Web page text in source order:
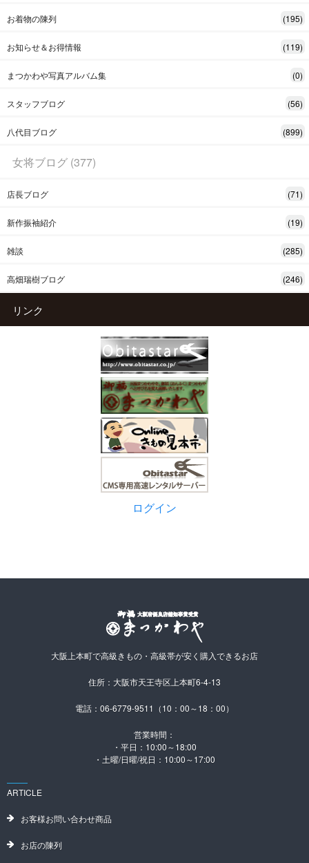
お着物の陳列 (195)
お知らせ＆お得情報 (119)
まつかわや写真アルバム集 (0)
スタッフブログ (56)
八代目ブログ (899)
女将ブログ (377)
店長ブログ (71)
新作振袖紹介 (19)
雑談 (285)
高畑瑞樹ブログ (246)
リンク
ログイン
大阪上本町で高級きもの・高級帯が安く購入できるお店
住所：大阪市天王寺区上本町6-4-13
電話：06-6779-9511（10：00～18：00）
営業時間：
・平日：10:00～18:00
・土曜/日曜/祝日：10:00～17:00
ARTICLE
お客様お問い合わせ商品
お店の陳列